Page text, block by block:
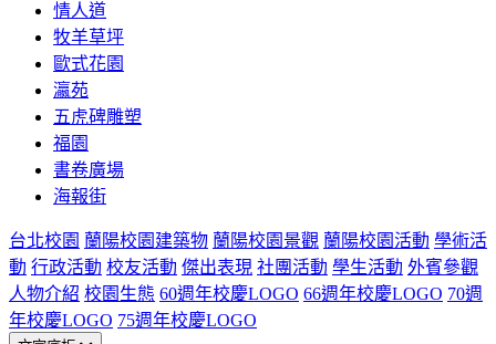
情人道
牧羊草坪
歐式花園
瀛苑
五虎碑雕塑
福園
書卷廣場
海報街
台北校園 蘭陽校園建築物 蘭陽校園景觀 蘭陽校園活動 學術活
動 行政活動 校友活動 傑出表現 社團活動 學生活動 外賓參觀
人物介紹 校園生態 60週年校慶LOGO 66週年校慶LOGO 70週
年校慶LOGO 75週年校慶LOGO